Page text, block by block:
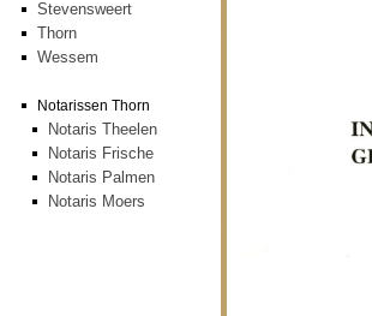
Stevensweert
Thorn
Wessem
Notarissen Thorn
Notaris Theelen
Notaris Frische
Notaris Palmen
Notaris Moers